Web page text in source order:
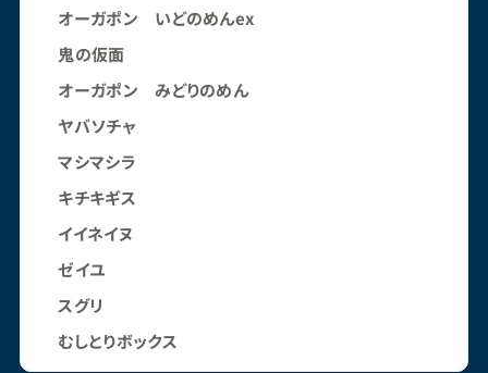
オーガポン いどのめんex
鬼の仮面
オーガポン みどりのめん
ヤバソチャ
マシマシラ
キチキギス
イイネイヌ
ゼイユ
スグリ
むしとりボックス